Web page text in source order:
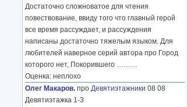
Достаточно сложноватое для чтения
повествование, ввиду того что главный герой
все время рассуждает, и рассуждения
написаны достаточно тяжелым языком. Для
любителей наверное серий автора про Город
которого нет, Покорившего ………
Оценка: неплохо
Олег Макаров. про Девятиэтажники 08 08
Девятиэтажка 1-3